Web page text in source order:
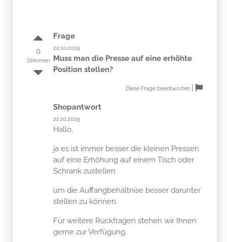
0
Stimmen
Frage
22.10.2019
Muss man die Presse auf eine erhöhte
Position stellen?
Diese Frage beantworten
Shopantwort
22.10.2019
Hallo,
ja es ist immer besser die kleinen Pressen
auf eine Erhöhung auf einem Tisch oder
Schrank zustellen
um die Auffangbehältnise besser darunter
stellen zu können.
Für weitere Rückfragen stehen wir Ihnen
gerne zur Verfügung.